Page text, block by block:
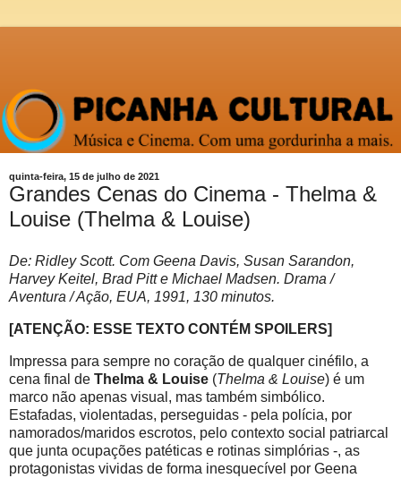
quinta-feira, 15 de julho de 2021
Grandes Cenas do Cinema - Thelma &
Louise (Thelma & Louise)
De: Ridley Scott. Com Geena Davis, Susan Sarandon,
Harvey Keitel, Brad Pitt e Michael Madsen. Drama /
Aventura / Ação, EUA, 1991, 130 minutos.
[ATENÇÃO: ESSE TEXTO CONTÉM SPOILERS]
Impressa para sempre no coração de qualquer cinéfilo, a
cena final de Thelma & Louise (Thelma & Louise) é um
marco não apenas visual, mas também simbólico.
Estafadas, violentadas, perseguidas - pela polícia, por
namorados/maridos escrotos, pelo contexto social patriarcal
que junta ocupações patéticas e rotinas simplórias -, as
protagonistas vividas de forma inesquecível por Geena